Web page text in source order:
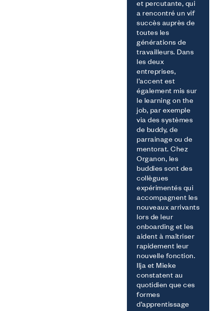
et percutante, qui
a rencontré un vif
succès auprès de
toutes les
générations de
travailleurs. Dans
les deux
entreprises,
l’accent est
également mis sur
le learning on the
job, par exemple
via des systèmes
de buddy, de
parrainage ou de
mentorat. Chez
Organon, les
buddies sont des
collègues
expérimentés qui
accompagnent les
nouveaux arrivants
lors de leur
onboarding et les
aident à maîtriser
rapidement leur
nouvelle fonction.
Ilja et Mieke
constatent au
quotidien que ces
formes
d’apprentissage